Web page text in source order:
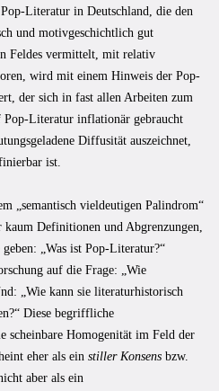
Literatur in Deutschland, die den
und motivgeschichtlich gut
Feldes vermittelt, mit relativ
wird mit einem Hinweis der Pop-
der sich in fast allen Arbeiten zum
Literatur inflationär gebraucht
Diffusität auszeichnet,
ist.
„semantisch vieldeutigen Palindrom“
Definitionen und Abgrenzungen,
„Was ist Pop-Literatur?“
auf die Frage: „Wie
„Wie kann sie literaturhistorisch
Diese begriffliche
scheinbare Homogenität im Feld der
eher als ein stiller Konsens bzw.
nicht aber als ein